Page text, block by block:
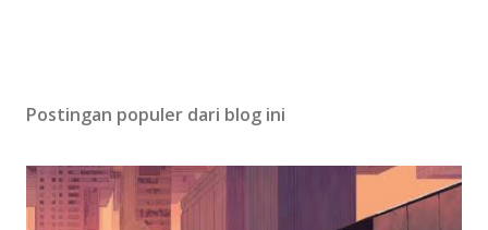
Postingan populer dari blog ini